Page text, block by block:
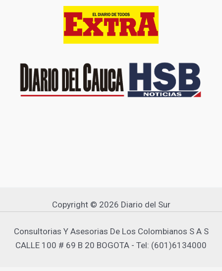
Copyright © 2026 Diario del Sur
Consultorias Y Asesorias De Los Colombianos S A S
CALLE 100 # 69 B 20 BOGOTA - Tel: (601)6134000